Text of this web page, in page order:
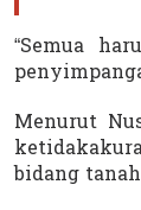
a
l
“Semua
Menurut
bidang